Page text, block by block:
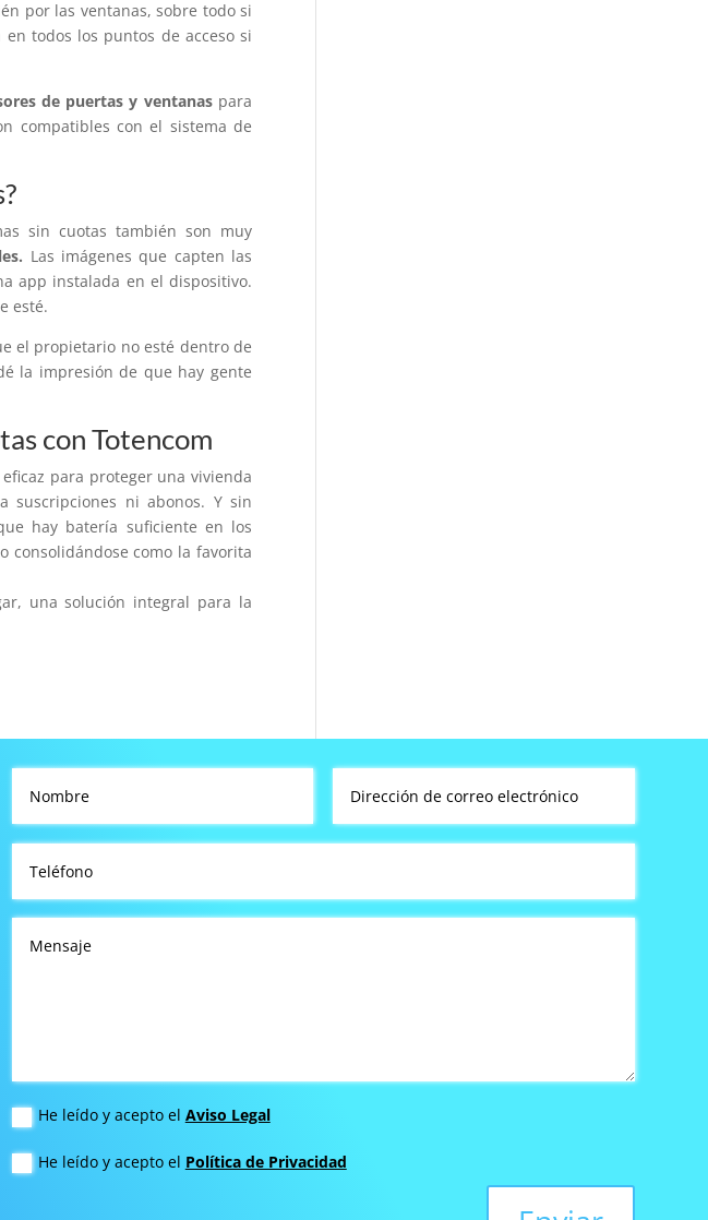
por las ventanas, sobre todo si
todos los puntos de acceso si
de puertas y ventanas para
compatibles con el sistema de
sin cuotas también son muy
Las imágenes que capten las
app instalada en el dispositivo.
esté.
el propietario no esté dentro de
la impresión de que hay gente
con Totencom
para proteger una vivienda
suscripciones ni abonos. Y sin
hay batería suficiente en los
consolidándose como la favorita
una solución integral para la
He leído y acepto el Aviso Legal
He leído y acepto el Política de Privacidad